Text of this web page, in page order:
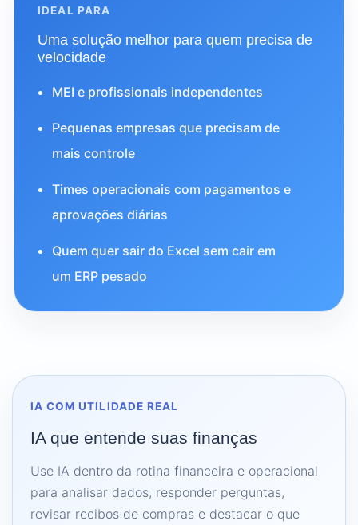
IDEAL PARA
Uma solução melhor para quem precisa de
velocidade
MEI e profissionais independentes
Pequenas empresas que precisam de
mais controle
Times operacionais com pagamentos e
aprovações diárias
Quem quer sair do Excel sem cair em
um ERP pesado
IA COM UTILIDADE REAL
IA que entende suas finanças
Use IA dentro da rotina financeira e operacional
para analisar dados, responder perguntas,
revisar recibos de compras e destacar o que